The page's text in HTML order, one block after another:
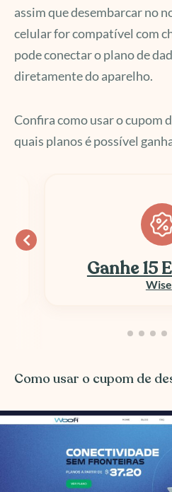
assim que desembarcar no
celular for compatível com
pode conectar o plano de
diretamente do aparelho.
Confira como usar o cupom
quais planos é possível
Ganhe 15
Wise
Como usar o cupom de